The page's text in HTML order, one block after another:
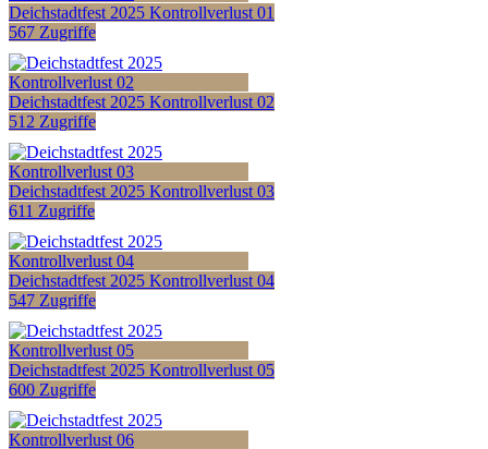
Deichstadtfest 2025 Kontrollverlust 01
567 Zugriffe
Deichstadtfest 2025 Kontrollverlust 02
512 Zugriffe
Deichstadtfest 2025 Kontrollverlust 03
611 Zugriffe
Deichstadtfest 2025 Kontrollverlust 04
547 Zugriffe
Deichstadtfest 2025 Kontrollverlust 05
600 Zugriffe